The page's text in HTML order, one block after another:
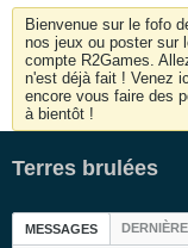
Bienvenue sur le fofo
nos jeux ou poster sur
compte R2Games.
n'est déjà fait ! Venez
encore vous faire des
à bientôt !
Terres brulées
MESSAGES